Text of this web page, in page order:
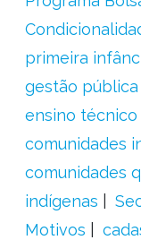
primeira
gestão pública
ensino técnico
comunidades
comunidades
indígenas
Motivos